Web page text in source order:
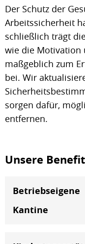
Der Schutz der
Arbeitssicherheit
schließlich trägt
wie die Motivation
maßgeblich zum
bei. Wir
sorgen dafür,
entfernen.
Unsere
Betriebseigene
Kantine